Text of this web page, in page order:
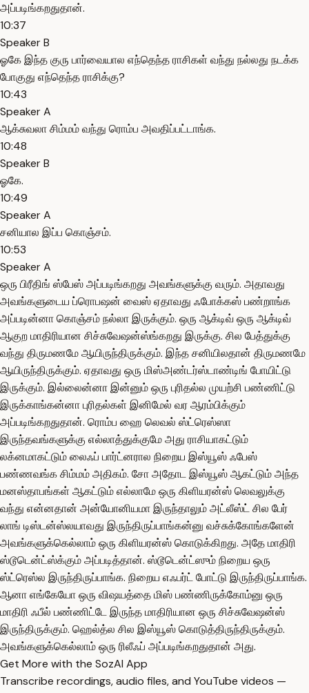
அப்படிங்கறதுதான்.
10:37
Speaker B
ஓகே இந்த குரு பார்வையால எந்தெந்த ராசிகள் வந்து நல்லது நடக்க
போகுது எந்தெந்த ராசிக்கு?
10:43
Speaker A
ஆக்சுவலா சிம்மம் வந்து ரொம்ப அவதிப்பட்டாங்க.
10:48
Speaker B
ஓகே.
10:49
Speaker A
சனியால இப்ப கொஞ்சம்.
10:53
Speaker A
ஒரு பிரீதிங் ஸ்பேஸ் அப்படிங்கறது அவங்களுக்கு வரும். அதாவது
அவங்களுடைய ப்ரொபஷன் வைஸ் ஏதாவது ஃபோக்கஸ் பண்றாங்க
அப்படின்னா கொஞ்சம் நல்லா இருக்கும். ஒரு ஆக்டிவ் ஒரு ஆக்டிவ்
ஆகுற மாதிரியான சிச்சுவேஷன்ஸ்ங்கறது இருக்கு. சில பேத்துக்கு
வந்து திருமணமே ஆயிருந்திருக்கும். இந்த சனியிலதான் திருமணமே
ஆயிருந்திருக்கும். ஏதாவது ஒரு மிஸ்அண்டர்ஸ்டாண்டிங் போயிட்டு
இருக்கும். இல்லைன்னா இன்னும் ஒரு புரிதல்ல முயற்சி பண்ணிட்டு
இருக்காங்கன்னா புரிதல்கள் இனிமேல் வர ஆரம்பிக்கும்
அப்படிங்கறதுதான். ரொம்ப ஹை லெவல் ஸ்ட்ரெஸ்ஸா
இருந்தவங்களுக்கு எல்லாத்துக்குமே அது ராசியாகட்டும்
லக்னமாகட்டும் லைஃப் பார்ட்னரால நிறைய இஸ்யூஸ் ஃபேஸ்
பண்ணவங்க சிம்மம் அதிகம். சோ அதோட இஸ்யூஸ் ஆகட்டும் அந்த
மனஸ்தாபங்கள் ஆகட்டும் எல்லாமே ஒரு கிளியரன்ஸ் லெவலுக்கு
வந்து என்னதான் அன்யோனியமா இருந்தாலும் அட்லீஸ்ட் சில பேர்
லாங் டிஸ்டன்ஸ்லயாவது இருந்திருப்பாங்கன்னு வச்சுக்கோங்களேன்
அவங்களுக்கெல்லாம் ஒரு கிளியரன்ஸ் கொடுக்கிறது. அதே மாதிரி
ஸ்டூடென்ட்ஸ்க்கும் அப்படித்தான். ஸ்டூடென்ட்ஸும் நிறைய ஒரு
ஸ்ட்ரெஸ்ல இருந்திருப்பாங்க. நிறைய எஃபர்ட் போட்டு இருந்திருப்பாங்க.
ஆனா எங்கேயோ ஒரு விஷயத்தை மிஸ் பண்ணிருக்கோம்னு ஒரு
மாதிரி ஃபீல் பண்ணிட்டே இருந்த மாதிரியான ஒரு சிச்சுவேஷன்ஸ்
இருந்திருக்கும். ஹெல்த்ல சில இஸ்யூஸ் கொடுத்திருந்திருக்கும்.
அவங்களுக்கெல்லாம் ஒரு ரிலீஃப் அப்படிங்கறதுதான் அது.
Get More with the SozAI App
Transcribe recordings, audio files, and YouTube videos —